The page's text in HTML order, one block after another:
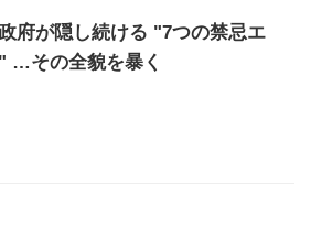
府が隠し続ける "7つの禁忌エ
…その全貌を暴く